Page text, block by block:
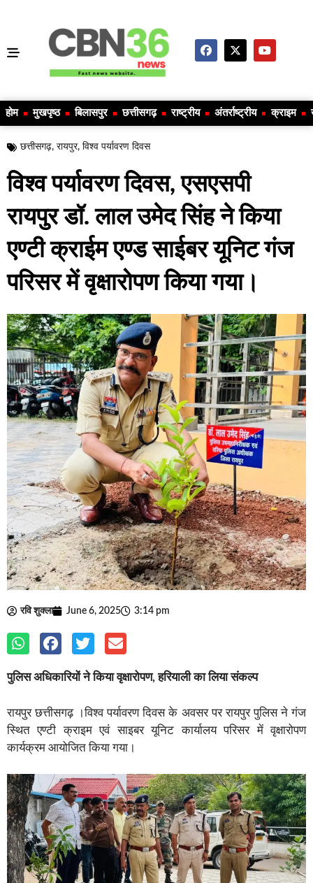
होम मुखपृष्ठ बिलासपुर छत्तीसगढ़ राष्ट्रीय अंतर्राष्ट्रीय क्राइम
छत्तीसगढ़, रायपुर, विश्व पर्यावरण दिवस
विश्व पर्यावरण दिवस, एसएसपी
रायपुर डॉ. लाल उमेद सिंह ने किया
एण्टी क्राईम एण्ड साईबर यूनिट गंज
परिसर में वृक्षारोपण किया गया।
रवि शुक्ला June 6, 2025 3:14 pm
पुलिस अधिकारियों ने किया वृक्षारोपण, हरियाली का लिया संकल्प
रायपुर छत्तीसगढ़ ।विश्व पर्यावरण दिवस के अवसर पर रायपुर पुलिस ने गंज
स्थित एण्टी क्राइम एवं साइबर यूनिट कार्यालय परिसर में वृक्षारोपण
कार्यक्रम आयोजित किया गया।